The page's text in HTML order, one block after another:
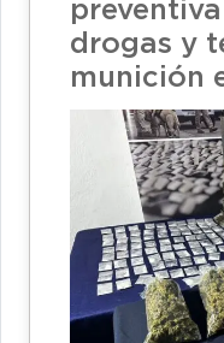
drogas y
munición